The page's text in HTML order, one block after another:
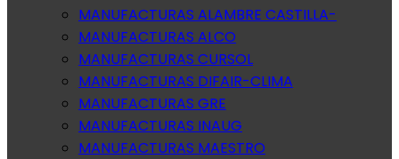
MANUFACTURAS ALAMBRE CASTILLA-
MANUFACTURAS ALCO
MANUFACTURAS CURSOL
MANUFACTURAS DIFAIR-CLIMA
MANUFACTURAS GRE
MANUFACTURAS INAUG
MANUFACTURAS MAESTRO